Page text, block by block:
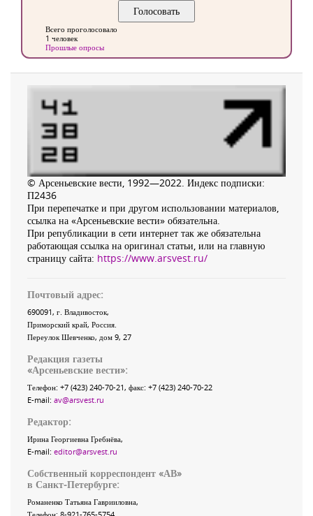
Всего проголосовало
1 человек
Прошлые опросы
© Арсеньевские вести, 1992—2022. Индекс подписки:
П2436
При перепечатке и при другом использовании материалов,
ссылка на «Арсеньевские вести» обязательна.
При републикации в сети интернет так же обязательна
работающая ссылка на оригинал статьи, или на главную
страницу сайта: https://www.arsvest.ru/
Почтовый адрес:
690091, г. Владивосток,
Приморский край, Россия
Переулок Шевченко, дом 9, 27
Редакция газеты
«Арсеньевские вести»:
Телефон: +7 (423) 240-70-21, факс: +7 (423) 240-70-22
E-mail: av@arsvest.ru
Редактор:
Ирина Георгиевна Гребнёва,
E-mail: editor@arsvest.ru
Собственный корреспондент «АВ»
в Санкт-Петербурге:
Романенко Татьяна Гаврииловна,